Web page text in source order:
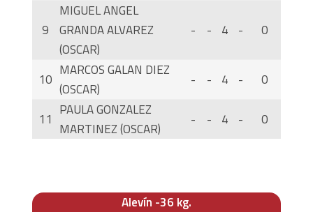
9
MIGUEL ANGEL
GRANDA ALVAREZ
(OSCAR)
- - 4 - 0
10
MARCOS GALAN DIEZ
(OSCAR)
- - 4 - 0
11
PAULA GONZALEZ
MARTINEZ (OSCAR)
- - 4 - 0
Alevín -36 kg.